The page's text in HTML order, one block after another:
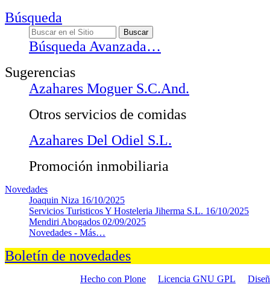
Búsqueda
Búsqueda Avanzada…
Sugerencias
Azahares Moguer S.C.And.
Otros servicios de comidas
Azahares Del Odiel S.L.
Promoción inmobiliaria
Novedades
Joaquin Niza 16/10/2025
Servicios Turisticos Y Hosteleria Jiherma S.L. 16/10/2025
Mendiri Abogados 02/09/2025
Novedades - Más…
Boletín de novedades
Hecho con Plone Licencia GNU GPL